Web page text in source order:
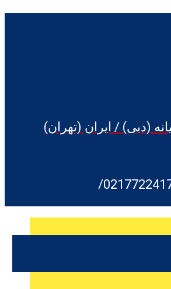
(دبی) / ایران (تهران)
02177224177/